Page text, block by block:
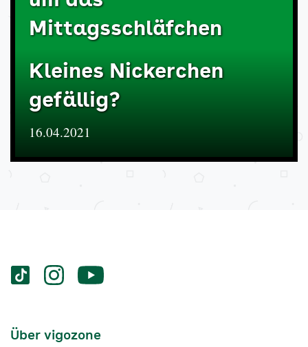
Mittagsschläfchen
Kleines Nickerchen
gefällig?
16.04.2021
Services
Social-
vigozone.de
vigozone.devigozone.de
Services-
Über vigozone